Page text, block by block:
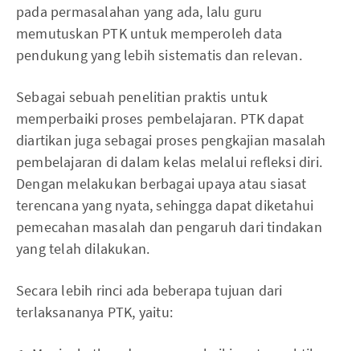
pada permasalahan yang ada, lalu guru
memutuskan PTK untuk memperoleh data
pendukung yang lebih sistematis dan relevan.
Sebagai sebuah penelitian praktis untuk
memperbaiki proses pembelajaran. PTK dapat
diartikan juga sebagai proses pengkajian masalah
pembelajaran di dalam kelas melalui refleksi diri.
Dengan melakukan berbagai upaya atau siasat
terencana yang nyata, sehingga dapat diketahui
pemecahan masalah dan pengaruh dari tindakan
yang telah dilakukan.
Secara lebih rinci ada beberapa tujuan dari
terlaksananya PTK, yaitu: